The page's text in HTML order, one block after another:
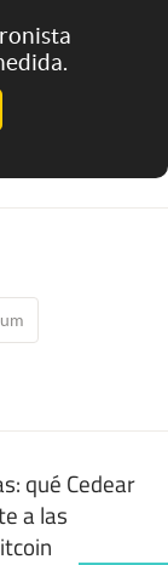
qué Cedear
a las